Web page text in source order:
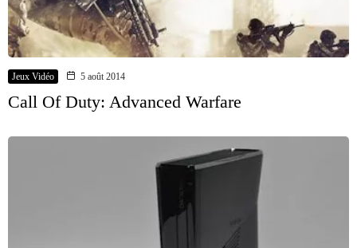
Jeux Vidéo 5 août 2014
Call Of Duty: Advanced Warfare